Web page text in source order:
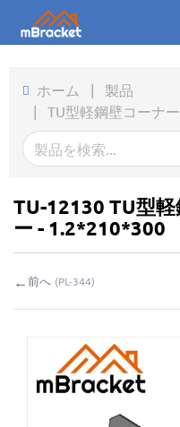
製品
ニュース
写真
お問い合わせ
お問い合わせ
マイ問い合わせ
ホーム | 製品
| TU型軽鋼壁コーナ
TU-12130 TU型
ー - 1.2*210*300
←前へ (PL-344)